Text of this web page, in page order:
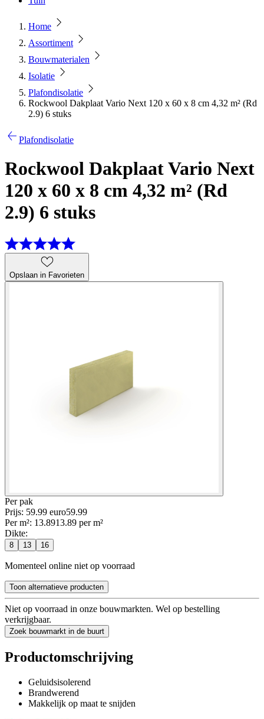
Home
Assortiment
Bouwmaterialen
Isolatie
Plafondisolatie
Rockwool Dakplaat Vario Next 120 x 60 x 8 cm 4,32 m² (Rd
2.9) 6 stuks
Plafondisolatie
Rockwool Dakplaat Vario Next
120 x 60 x 8 cm 4,32 m² (Rd
2.9) 6 stuks
Opslaan in Favorieten
Per pak
Prijs: 59.99 euro59.99
Per m²: 13.8913.89 per m²
Dikte:
8 13 16
Momenteel online niet op voorraad
Toon alternatieve producten
Niet op voorraad in onze bouwmarkten. Wel op bestelling
verkrijgbaar.
Zoek bouwmarkt in de buurt
Productomschrijving
Geluidsisolerend
Brandwerend
Makkelijk op maat te snijden